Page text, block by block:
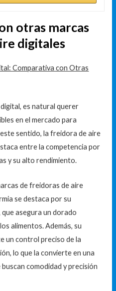
otras marcas
digitales
Comparativa con Otras
es natural querer
en el mercado para
sentido, la freidora de aire
entre la competencia por
y su alto rendimiento.
de freidoras de aire
se destaca por su
asegura un dorado
alimentos. Además, su
un control preciso de la
lo que la convierte en una
comodidad y precisión